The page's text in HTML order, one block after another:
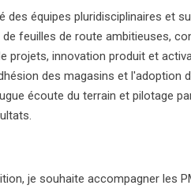
des équipes pluridisciplinaires et
feuilles de route ambitieuses,
projets, innovation produit et
des magasins et l'adoption
écoute du terrain et pilotage
je souhaite accompagner les